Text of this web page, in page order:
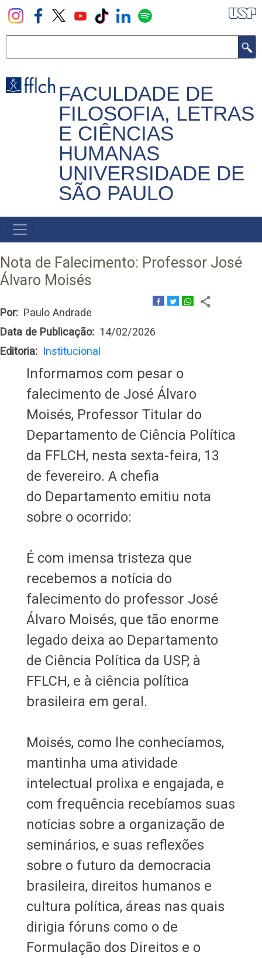
Pular
para
principal
FACULDADE DE
FILOSOFIA, LETRAS
E CIÊNCIAS
HUMANAS
UNIVERSIDADE DE
SÃO PAULO
NAVEGADOR
PRINCIPAL
Nota de Falecimento: Professor José
Álvaro Moisés
Por
Paulo Andrade
Data de Publicação
14/02/2026
Editoria
Institucional
Informamos com pesar o
falecimento de José Álvaro
Moisés, Professor Titular do
Departamento de Ciência Política
da FFLCH, nesta sexta-feira, 13
de fevereiro. A chefia
do Departamento emitiu nota
sobre o ocorrido:
É com imensa tristeza que
recebemos a notícia do
falecimento do professor José
Álvaro Moisés, que tão enorme
legado deixa ao Departamento
de Ciência Política da USP, à
FFLCH, e à ciência política
brasileira em geral.
Moisés, como lhe conhecíamos,
mantinha uma atividade
intelectual prolixa e engajada, e
com frequência recebíamos suas
notícias sobre a organização de
seminários, e suas reflexões
sobre o futuro da democracia
brasileira, direitos humanos e
cultura política, áreas nas quais
dirigia fóruns como o de
Formulação dos Direitos e o